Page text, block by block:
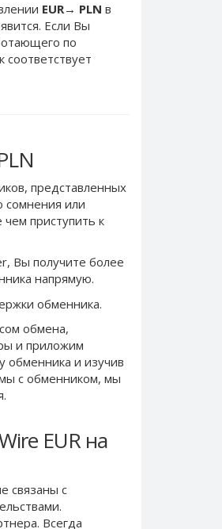
EUR→ PLN в
Если Вы
по
соответствует
представленных
сомнения или
приступить к
Вы получите более
напрямую.
обменника.
обмена,
и приложим
обменника и изучив
c обменником, мы
EUR на
связаны c
Всегда